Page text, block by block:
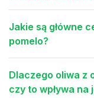
Jakie są główne
pomelo?
Dlaczego oliwa z
czy to wpływa na